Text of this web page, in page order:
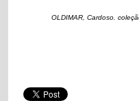
OLDIMAR, Cardoso.